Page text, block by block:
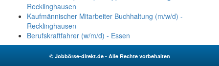
Recklinghausen
Kaufmännischer Mitarbeiter Buchhaltung (m/w/d) -
Recklinghausen
Berufskraftfahrer (w/m/d) - Essen
© Jobbörse-direkt.de - Alle Rechte vorbehalten